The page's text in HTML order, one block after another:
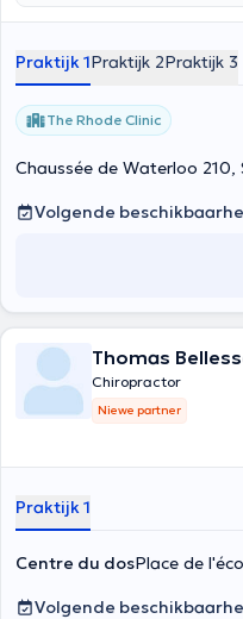
Praktijk 1Praktijk 2Praktijk 3
The Rhode Clinic
Chaussée de Waterloo 210,
Volgende
Thomas
Chiropractor
Niewe partner
Praktijk 1
Centre du dosPlace de
Volgende